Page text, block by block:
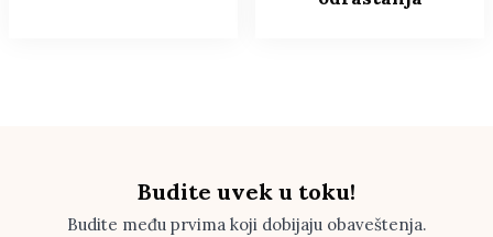
Budite uvek u toku!
Budite među prvima koji dobijaju obaveštenja.